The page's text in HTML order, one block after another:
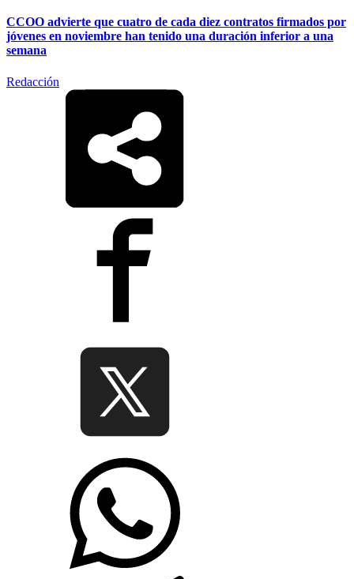
CCOO advierte que cuatro de cada diez contratos firmados por
jóvenes en noviembre han tenido una duración inferior a una
semana
Redacción